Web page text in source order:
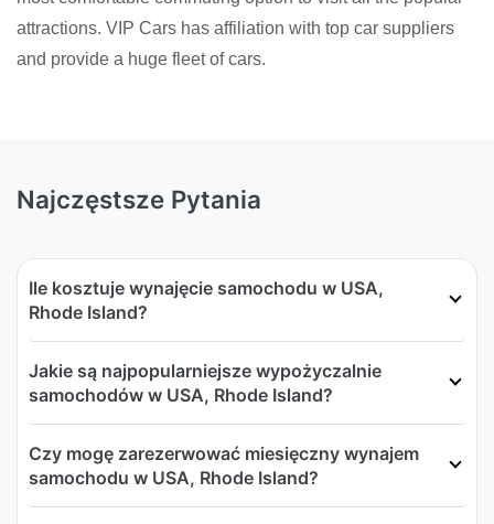
attractions. VIP Cars has affiliation with top car suppliers
and provide a huge fleet of cars.
Najczęstsze Pytania
Ile kosztuje wynajęcie samochodu w USA,
Rhode Island?
Jakie są najpopularniejsze wypożyczalnie
samochodów w USA, Rhode Island?
Czy mogę zarezerwować miesięczny wynajem
samochodu w USA, Rhode Island?